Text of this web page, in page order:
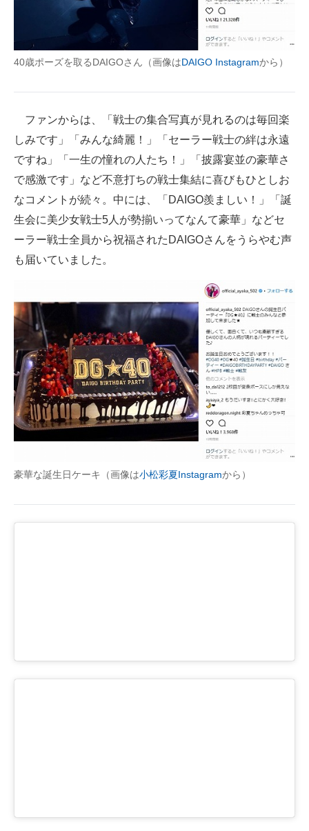
40歳ポーズを取るDAIGOさん（画像はDAIGO Instagramから）
ファンからは、「戦士の集合写真が見れるのは毎回楽
しみです」「みんな綺麗！」「セーラー戦士の絆は永遠
ですね」「一生の憧れの人たち！」「披露宴並の豪華さ
で感激です」など不意打ちの戦士集結に喜びもひとしお
なコメントが続々。中には、「DAIGO羨ましい！」「誕
生会に美少女戦士5人が勢揃いってなんて豪華」などセ
ーラー戦士全員から祝福されたDAIGOさんをうらやむ声
も届いていました。
豪華な誕生日ケーキ（画像は小松彩夏Instagramから）